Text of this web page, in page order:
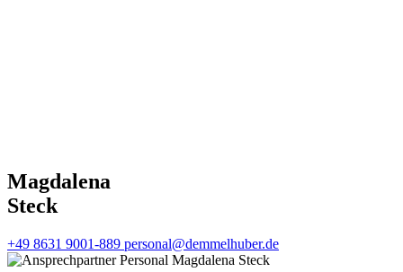
Magdalena
Steck
+49 8631 9001-889 personal@demmelhuber.de